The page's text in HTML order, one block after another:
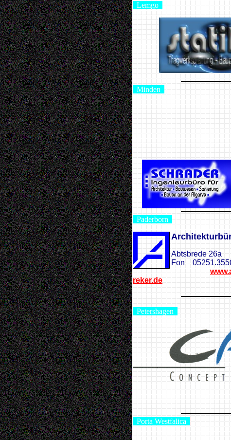
Lemgo
Minden
Paderborn
Abtsbrede 26a
Fon
reker.de
Petershagen
Porta Westfalica